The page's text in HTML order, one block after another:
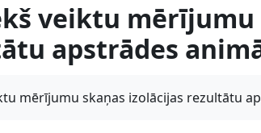
veiktu mērījumu
apstrādes
mērījumu skaņas izolācijas rezultātu